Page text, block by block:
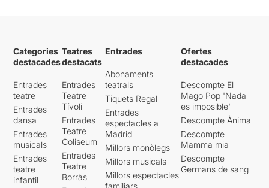
Categories
destacades
Entrades
teatre
Entrades
dansa
Entrades
musicals
Entrades
teatre
infantil
Teatres
destacats
Entrades
Teatre
Tívoli
Entrades
Teatre
Coliseum
Entrades
Teatre
Borràs
Entrades
Abonaments
teatrals
Tiquets Regal
Entrades
espectacles a
Madrid
Millors monòlegs
Millors musicals
Millors espectacles
familiars
Ofertes
destacades
Descompte El
Mago Pop 'Nada
es imposible'
Descompte Ànima
Descompte
Mamma mia
Descompte
Germans de sang